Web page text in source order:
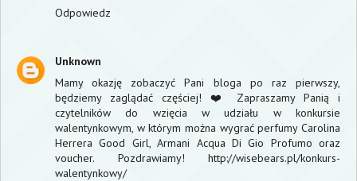
Odpowiedz
Unknown
Mamy okazję zobaczyć Pani bloga po raz pierwszy,
będziemy zaglądać częściej! ❤️ Zapraszamy Panią i
czytelników do wzięcia w udziału w konkursie
walentynkowym, w którym można wygrać perfumy Carolina
Herrera Good Girl, Armani Acqua Di Gio Profumo oraz
voucher. Pozdrawiamy! http://wisebears.pl/konkurs-
walentynkowy/